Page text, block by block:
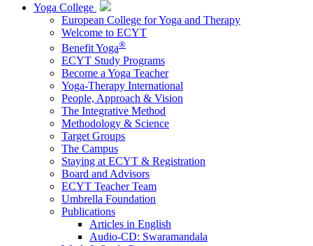
Yoga College
European College for Yoga and Therapy
Welcome to ECYT
Benefit Yoga®
ECYT Study Programs
Become a Yoga Teacher
Yoga-Therapy International
People, Approach & Vision
The Integrative Method
Methodology & Science
Target Groups
The Campus
Staying at ECYT & Registration
Board and Advisors
ECYT Teacher Team
Umbrella Foundation
Publications
Articles in English
Audio-CD: Swaramandala